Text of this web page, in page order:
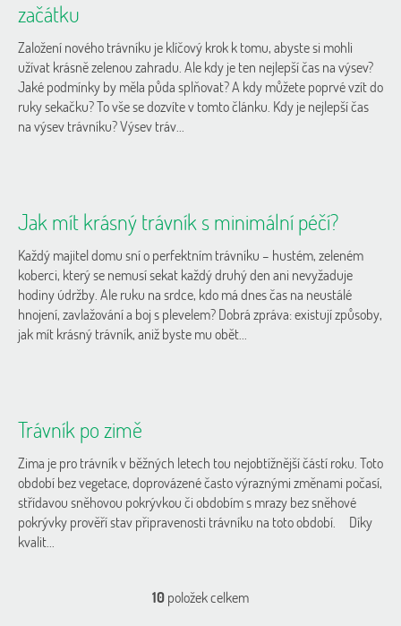
začátku
Založení nového trávníku je klíčový krok k tomu, abyste si mohli
užívat krásně zelenou zahradu. Ale kdy je ten nejlepší čas na výsev?
Jaké podmínky by měla půda splňovat? A kdy můžete poprvé vzít do
ruky sekačku? To vše se dozvíte v tomto článku. Kdy je nejlepší čas
na výsev trávníku? Výsev tráv...
Jak mít krásný trávník s minimální péčí?
Každý majitel domu sní o perfektním trávníku – hustém, zeleném
koberci, který se nemusí sekat každý druhý den ani nevyžaduje
hodiny údržby. Ale ruku na srdce, kdo má dnes čas na neustálé
hnojení, zavlažování a boj s plevelem? Dobrá zpráva: existují způsoby,
jak mít krásný trávník, aniž byste mu obět...
Trávník po zimě
Zima je pro trávník v běžných letech tou nejobtížnější částí roku. Toto
období bez vegetace, doprovázené často výraznými změnami počasí,
střídavou sněhovou pokrývkou či obdobím s mrazy bez sněhové
pokrývky prověří stav připravenosti trávníku na toto období. Díky
kvalit...
O
10položek celkem